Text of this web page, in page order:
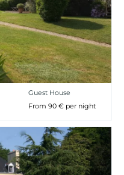
Guest House
From 90 € per night